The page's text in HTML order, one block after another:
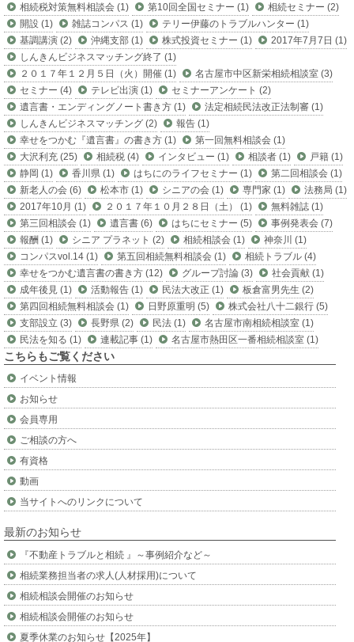
相続税対策無料相談会 (1)
第10回全国セミナー (1)
相続セミナー (2)
開設 (1)
雑誌コンパス (1)
テリー伊藤のトラブルハンター (1)
基調講演 (2)
沖縄支部 (1) 株式投資セミナー (1)
2017年7月7日 (1)
しんきんビジネスマッチング終了 (1)
２０１７年１２月５日（火）開催 (1)
名古屋市中区新栄相続相談室 (3)
セミナー (4)
テレビ出演 (1)
セミナーアンケート (2)
遺言書・エンディングノート書き方 (1)
法定相続民法改正法制審 (1)
しんきんビジネスマッチング (2)
報告 (1)
幸せをつかむ『遺言書』の書き方 (1)
第一回無料相談会 (1)
大沢利充 (25)
相続税 (4) インタビュー (1) 相談者 (1)
戸籍 (1)
静岡 (1)
香川県 (1) はちにのライフセミナー (1)
第二回相談会 (1)
新老人の会 (6)
松本市 (1) シニアの会 (1) 専門家 (1)
法務局 (1)
2017年10月 (1)
２０１７年１０月２８日（土） (1)
無料雑誌 (1)
第三回相談会 (1)
遺言書 (6) はちにセミナー (5)
事例発表会 (7)
報酬 (1)
シニア プラネット (2) 相続相談会 (1)
神奈川 (1)
コンパスvol.14 (1)
第五回相続無料相談会 (1)
相続トラブル (4)
幸せをつかむ遺言書の書き方 (12)
グループ討論 (3)
社会貢献 (1)
成年後見 (1)
活動報告 (1) 民法大改正 (1)
板倉富男先生 (2)
第四回相続無料相談会 (1)
日野原重明 (5)
株式会社八十二銀行 (5)
支部設立 (3)
長野県 (2) 民法 (1)
名古屋市南相続相談室 (1)
民法を知る (1)
連載記事 (1) 名古屋市熱田区一番相続相談室 (1)
こちらもご覧ください
イベント情報
お知らせ
会員専用
ご相談の方へ
有資格
動画
当サイトへのリンクについて
最新のお知らせ
『不動産トラブルと相続 』～事例紹介など～
相続業務担当者の求人(人材採用)について
相続相談会開催のお知らせ
相続相談会開催のお知らせ
夏季休業のお知らせ【2025年】